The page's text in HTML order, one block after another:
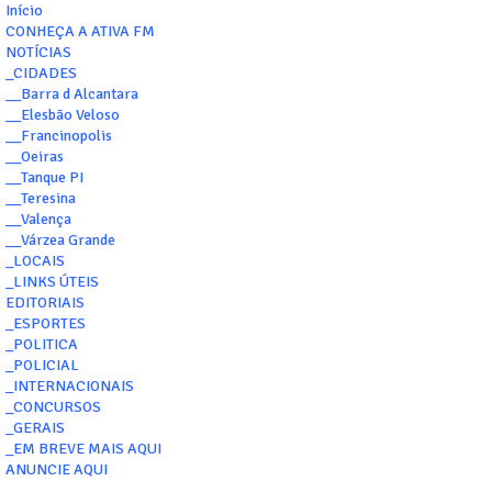
Início
CONHEÇA A ATIVA FM
NOTÍCIAS
_CIDADES
__Barra d Alcantara
__Elesbão Veloso
__Francinopolis
__Oeiras
__Tanque PI
__Teresina
__Valença
__Várzea Grande
_LOCAIS
_LINKS ÚTEIS
EDITORIAIS
_ESPORTES
_POLITICA
_POLICIAL
_INTERNACIONAIS
_CONCURSOS
_GERAIS
_EM BREVE MAIS AQUI
ANUNCIE AQUI